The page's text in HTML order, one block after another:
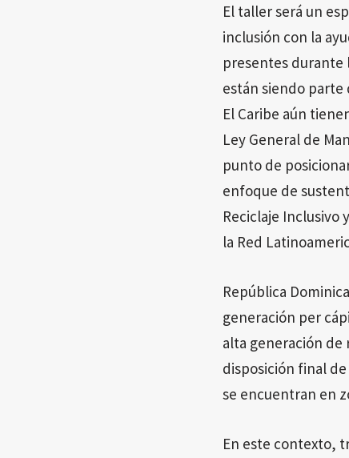
El taller será un
inclusión con la
presentes durante
están siendo parte
El Caribe aún
Ley General de
punto de
enfoque de
Reciclaje Inclusivo
la Red
República
generación per
alta generación de
disposición final
se encuentran en
En este contexto,